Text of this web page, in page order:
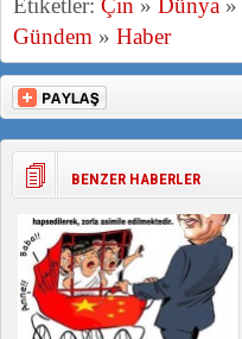
Etiketler: Çin » Dünya »
Gündem » Haber
BENZER HABERLER